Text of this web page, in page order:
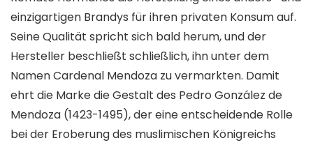
einzigartigen Brandys für ihren privaten Konsum auf.
Seine Qualität spricht sich bald herum, und der
Hersteller beschließt schließlich, ihn unter dem
Namen Cardenal Mendoza zu vermarkten. Damit
ehrt die Marke die Gestalt des Pedro González de
Mendoza (1423-1495), der eine entscheidende Rolle
bei der Eroberung des muslimischen Königreichs